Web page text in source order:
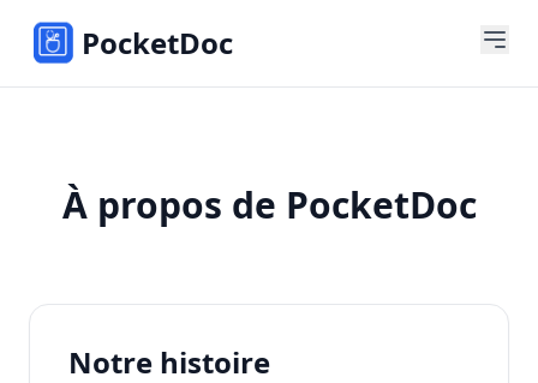
PocketDoc
À propos de PocketDoc
Notre histoire